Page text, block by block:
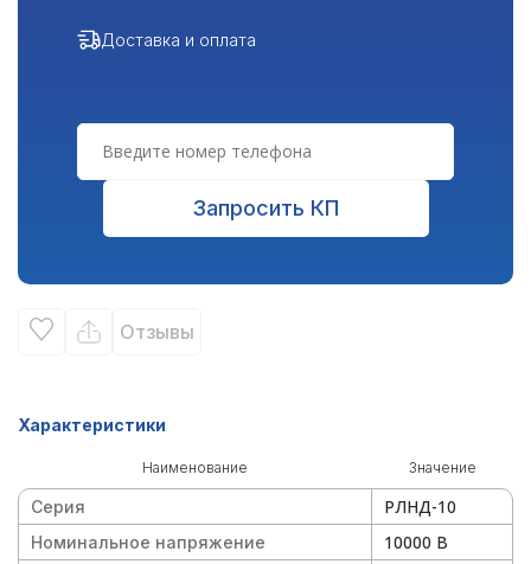
Доставка и оплата
Запросить КП
Отзывы
Характеристики
Наименование Значение
Серия РЛНД-10
Номинальное напряжение 10000 В